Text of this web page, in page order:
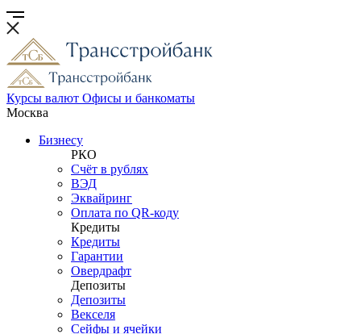
Курсы валют Офисы и банкоматы
Москва
Бизнесу
РКО
Счёт в рублях
ВЭД
Эквайринг
Оплата по QR-коду
Кредиты
Кредиты
Гарантии
Овердрафт
Депозиты
Депозиты
Векселя
Сейфы и ячейки